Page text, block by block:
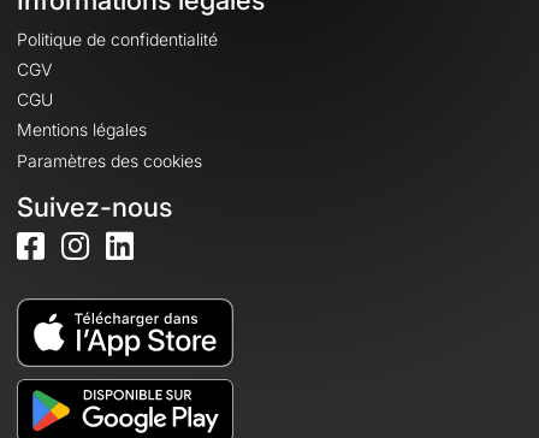
Politique de confidentialité
CGV
CGU
Mentions légales
Paramètres des cookies
Suivez-nous